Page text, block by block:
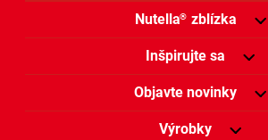
Nutella® zblízka
Inšpirujte sa
Objavte novinky
Výrobky